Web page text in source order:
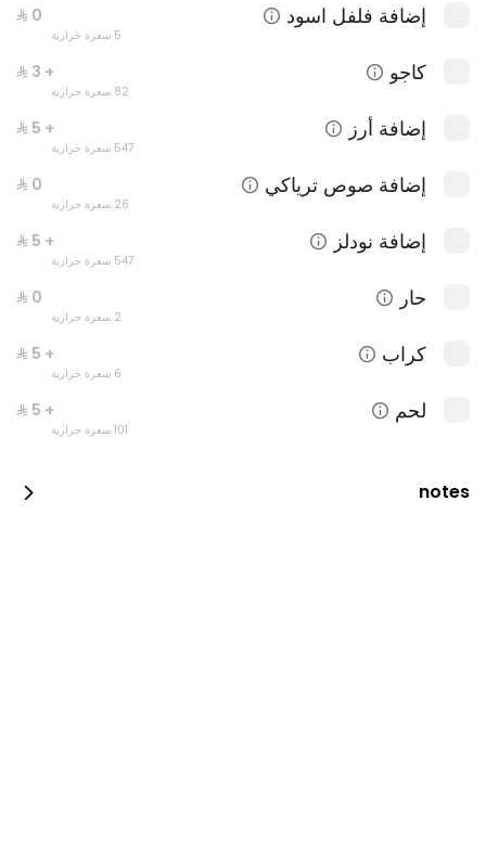
إضافة فلفل اسود
5 سعرة حرارية
كاجو + ⁨⁦‪‬ 3⁩
82 سعرة حرارية
إضافة أرز + ⁨⁦‪‬ 5⁩
547 سعرة حرارية
إضافة صوص ترياكي
26 سعرة حرارية
إضافة نودلز + ⁨⁦‪‬ 5⁩
547 سعرة حرارية
حار
2 سعرة حرارية
كراب + ⁨⁦‪‬ 5⁩
6 سعرة حرارية
لحم + ⁨⁦‪‬ 5⁩
101 سعرة حرارية
notes